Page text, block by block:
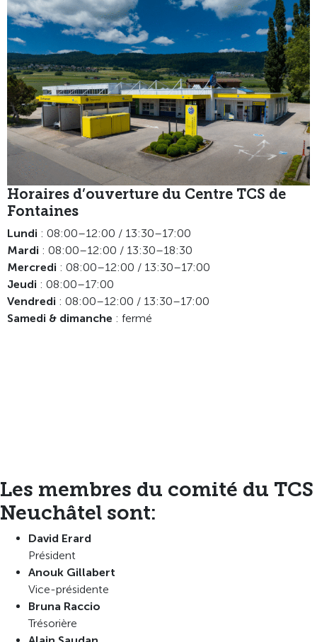
Horaires d’ouverture du Centre TCS de
Fontaines
Lundi : 08:00–12:00 / 13:30–17:00
Mardi : 08:00–12:00 / 13:30–18:30
Mercredi : 08:00–12:00 / 13:30–17:00
Jeudi : 08:00–17:00
Vendredi : 08:00–12:00 / 13:30–17:00
Samedi & dimanche : fermé
Les membres du comité du TCS
Neuchâtel sont:
David Erard
Président
Anouk Gillabert
Vice-présidente
Bruna Raccio
Trésorière